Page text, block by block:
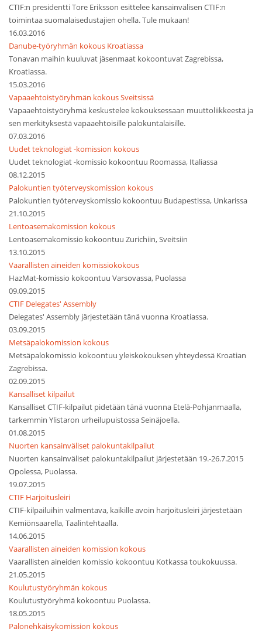
CTIF:n presidentti Tore Eriksson esittelee kansainvälisen CTIF:n
toimintaa suomalaisedustajien ohella. Tule mukaan!
16.03.2016
Danube-työryhmän kokous Kroatiassa
Tonavan maihin kuuluvat jäsenmaat kokoontuvat Zagrebissa,
Kroatiassa.
15.03.2016
Vapaaehtoistyöryhmän kokous Sveitsissä
Vapaaehtoistyöryhmä keskustelee kokouksessaan muuttoliikkeestä ja
sen merkityksestä vapaaehtoisille palokuntalaisille.
07.03.2016
Uudet teknologiat -komission kokous
Uudet teknologiat -komissio kokoontuu Roomassa, Italiassa
08.12.2015
Palokuntien työterveyskomission kokous
Palokuntien työterveyskomissio kokoontuu Budapestissa, Unkarissa
21.10.2015
Lentoasemakomission kokous
Lentoasemakomissio kokoontuu Zurichiin, Sveitsiin
13.10.2015
Vaarallisten aineiden komissiokokous
HazMat-komissio kokoontuu Varsovassa, Puolassa
09.09.2015
CTIF Delegates' Assembly
Delegates' Assembly järjestetään tänä vuonna Kroatiassa.
03.09.2015
Metsäpalokomission kokous
Metsäpalokomissio kokoontuu yleiskokouksen yhteydessä Kroatian
Zagrebissa.
02.09.2015
Kansalliset kilpailut
Kansalliset CTIF-kilpailut pidetään tänä vuonna Etelä-Pohjanmaalla,
tarkemmin Ylistaron urheilupuistossa Seinäjoella.
01.08.2015
Nuorten kansainväliset palokuntakilpailut
Nuorten kansainväliset palokuntakilpailut järjestetään 19.-26.7.2015
Opolessa, Puolassa.
19.07.2015
CTIF Harjoitusleiri
CTIF-kilpailuihin valmentava, kaikille avoin harjoitusleiri järjestetään
Kemiönsaarella, Taalintehtaalla.
14.06.2015
Vaarallisten aineiden komission kokous
Vaarallisten aineiden komissio kokoontuu Kotkassa toukokuussa.
21.05.2015
Koulutustyöryhmän kokous
Koulutustyöryhmä kokoontuu Puolassa.
18.05.2015
Palonehkäisykomission kokous